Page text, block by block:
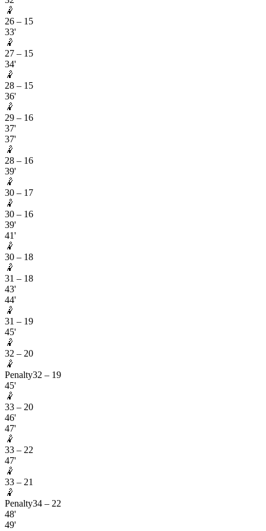
🤾
26 – 15
33'
🤾
27 – 15
34'
🤾
28 – 15
36'
🤾
29 – 16
37'
37'
🤾
28 – 16
39'
🤾
30 – 17
🤾
30 – 16
39'
41'
🤾
30 – 18
🤾
31 – 18
43'
44'
🤾
31 – 19
45'
🤾
32 – 20
🤾
Penalty32 – 19
45'
🤾
33 – 20
46'
47'
🤾
33 – 22
47'
🤾
33 – 21
🤾
Penalty34 – 22
48'
49'